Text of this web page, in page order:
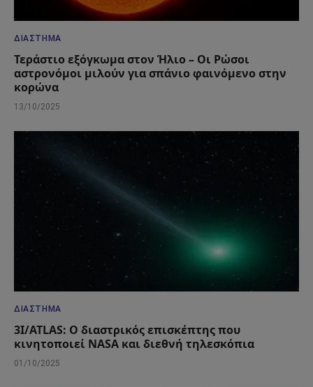
ΔΙΆΣΤΗΜΑ
Τεράστιο εξόγκωμα στον Ήλιο – Οι Ρώσοι
αστρονόμοι μιλούν για σπάνιο φαινόμενο στην
κορώνα
13/10/2025
ΔΙΆΣΤΗΜΑ
3I/ATLAS: Ο διαστρικός επισκέπτης που
κινητοποιεί NASA και διεθνή τηλεσκόπια
01/10/2025